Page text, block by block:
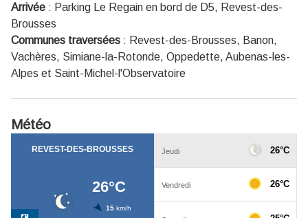
Arrivée : Parking Le Regain en bord de D5, Revest-des-
Brousses
Communes traversées : Revest-des-Brousses, Banon,
Vachères, Simiane-la-Rotonde, Oppedette, Aubenas-les-
Alpes et Saint-Michel-l'Observatoire
Météo